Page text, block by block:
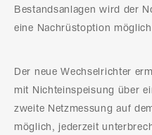
Bestandsanlagen wird der
eine Nachrüstoption
Der neue Wechselrichter
mit Nichteinspeisung über
zweite Netzmessung auf
möglich, jederzeit